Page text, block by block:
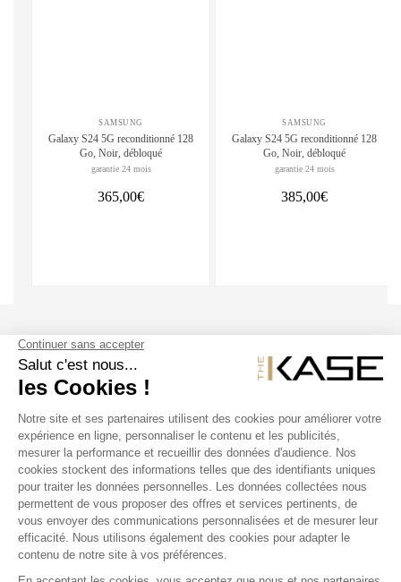
SAMSUNG
Galaxy S24 5G reconditionné 128
Go, Noir, débloqué
garantie 24 mois
365,00€
SAMSUNG
Galaxy S24 5G reconditionné 128
Go, Noir, débloqué
garantie 24 mois
385,00€
NOS PRODUITS
THE KASE